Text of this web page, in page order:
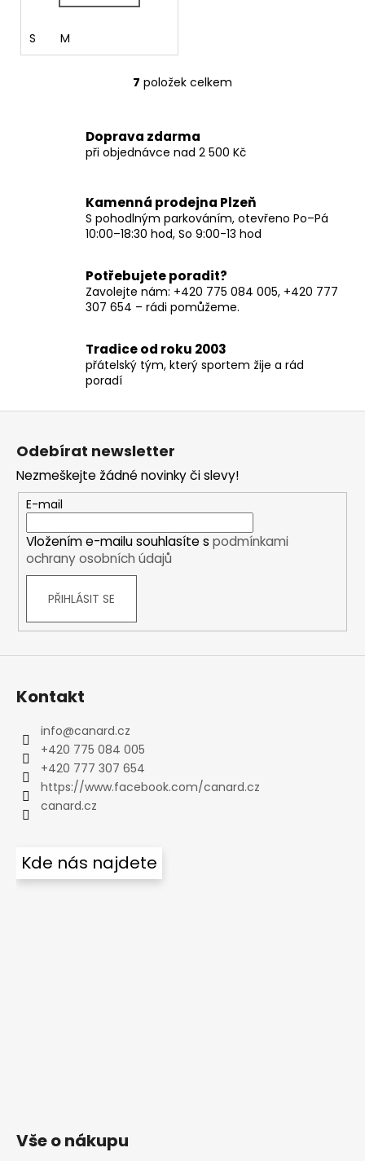
S M
O
á
d
c
í
p
v
k
y
ý
p
i
u
7 položek celkem
Doprava zdarma
při objednávce nad 2 500 Kč
Kamenná prodejna Plzeň
S pohodlným parkováním, otevřeno Po–Pá
10:00–18:30 hod, So 9:00-13 hod
Potřebujete poradit?
Zavolejte nám: +420 775 084 005, +420 777
307 654 – rádi pomůžeme.
Tradice od roku 2003
přátelský tým, který sportem žije a rád
poradí
Z
Odebírat newsletter
Nezmeškejte žádné novinky či slevy!
E-mail
Vložením e-mailu souhlasíte s podmínkami
ochrany osobních údajů
PŘIHLÁSIT SE
Kontakt
info@canard.cz
+420 775 084 005
+420 777 307 654
https://www.facebook.com/canard.cz
canard.cz
Kde nás najdete
Vše o nákupu